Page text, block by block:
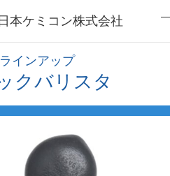
本ケミコン株式会社
インアップ
クバリスタ